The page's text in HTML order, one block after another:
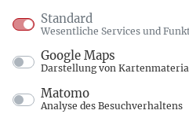
Standard
Wesentliche Services und
Google Maps
Darstellung von
Matomo
Analyse des Besuchverhaltens